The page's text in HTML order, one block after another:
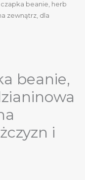
beanie, herb
zewnątrz, dla
beanie,
i